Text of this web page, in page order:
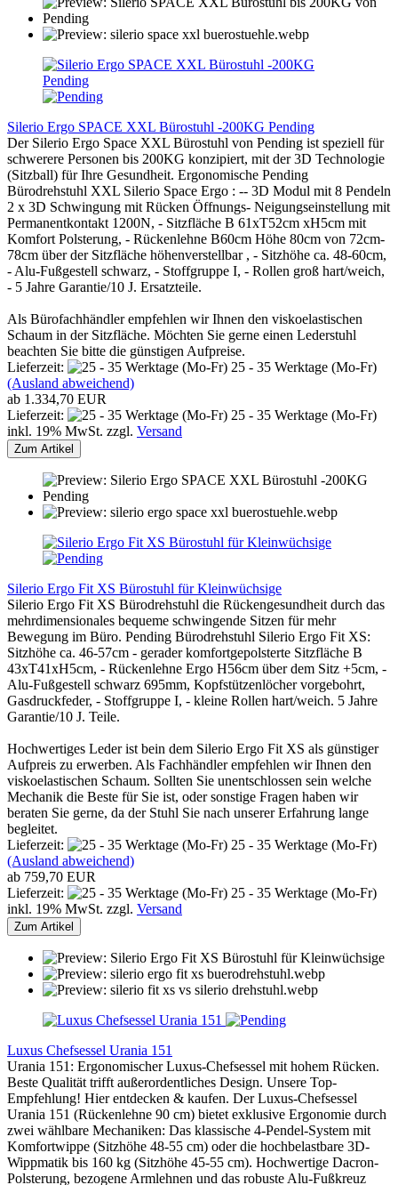
Silerio Ergo SPACE XXL Bürostuhl -200KG Pending
Der Silerio Ergo Space XXL Bürostuhl von Pending ist speziell für
schwerere Personen bis 200KG konzipiert, mit der 3D Technologie
(Sitzball) für Ihre Gesundheit. Ergonomische Pending
Bürodrehstuhl XXL Silerio Space Ergo : -- 3D Modul mit 8 Pendeln
2 x 3D Schwingung mit Rücken Öffnungs- Neigungseinstellung mit
Permanentkontakt 1200N, - Sitzfläche B 61xT52cm xH5cm mit
Komfort Polsterung, - Rückenlehne B60cm Höhe 80cm von 72cm-
78cm über der Sitzfläche höhenverstellbar , - Sitzhöhe ca. 48-60cm,
- Alu-Fußgestell schwarz, - Stoffgruppe I, - Rollen groß hart/weich,
- 5 Jahre Garantie/10 J. Ersatzteile.
Als Bürofachhändler empfehlen wir Ihnen den viskoelastischen
Schaum in der Sitzfläche. Möchten Sie gerne einen Lederstuhl
beachten Sie bitte die günstigen Aufpreise.
Lieferzeit:
25 - 35 Werktage (Mo-Fr)
(Ausland abweichend)
ab 1.334,70 EUR
Lieferzeit:
25 - 35 Werktage (Mo-Fr)
inkl. 19% MwSt. zzgl. Versand
Zum Artikel
Silerio Ergo Fit XS Bürostuhl für Kleinwüchsige
Silerio Ergo Fit XS Bürodrehstuhl die Rückengesundheit durch das
mehrdimensionales bequeme schwingende Sitzen für mehr
Bewegung im Büro. Pending Bürodrehstuhl Silerio Ergo Fit XS:
Sitzhöhe ca. 46-57cm - gerader komfortgepolsterte Sitzfläche B
43xT41xH5cm, - Rückenlehne Ergo H56cm über dem Sitz +5cm, -
Alu-Fußgestell schwarz 695mm, Kopfstützenlöcher vorgebohrt,
Gasdruckfeder, - Stoffgruppe I, - kleine Rollen hart/weich. 5 Jahre
Garantie/10 J. Teile.
Hochwertiges Leder ist bein dem Silerio Ergo Fit XS als günstiger
Aufpreis zu erwerben. Als Fachhändler empfehlen wir Ihnen den
viskoelastischen Schaum. Sollten Sie unentschlossen sein welche
Mechanik die Beste für Sie ist, oder sonstige Fragen haben wir
beraten Sie gerne, da der Stuhl Sie nach unserer Erfahrung lange
begleitet.
Lieferzeit:
25 - 35 Werktage (Mo-Fr)
(Ausland abweichend)
ab 759,70 EUR
Lieferzeit:
25 - 35 Werktage (Mo-Fr)
inkl. 19% MwSt. zzgl. Versand
Zum Artikel
Luxus Chefsessel Urania 151
Urania 151: Ergonomischer Luxus-Chefsessel mit hohem Rücken.
Beste Qualität trifft außerordentliches Design. Unsere Top-
Empfehlung! Hier entdecken & kaufen. Der Luxus-Chefsessel
Urania 151 (Rückenlehne 90 cm) bietet exklusive Ergonomie durch
zwei wählbare Mechaniken: Das klassische 4-Pendel-System mit
Komfortwippe (Sitzhöhe 48-55 cm) oder die hochbelastbare 3D-
Wippmatik bis 160 kg (Sitzhöhe 45-55 cm). Hochwertige Dacron-
Polsterung, bezogene Armlehnen und das robuste Alu-Fußkreuz